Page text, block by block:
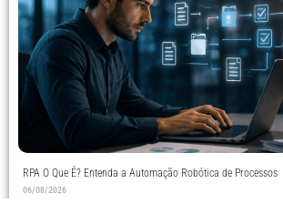
RPA O Que É? Entenda a Automação Robótica de Processos
06/08/2026